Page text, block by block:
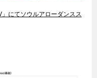
にてソウルアローダンスス